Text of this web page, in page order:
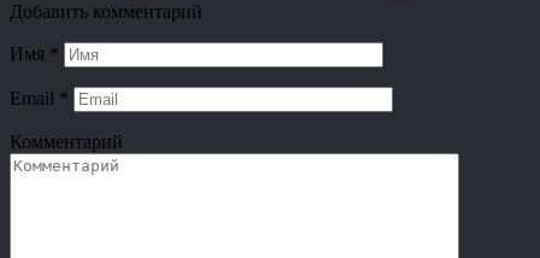
Добавить комментарий
Имя *
Email *
Комментарий